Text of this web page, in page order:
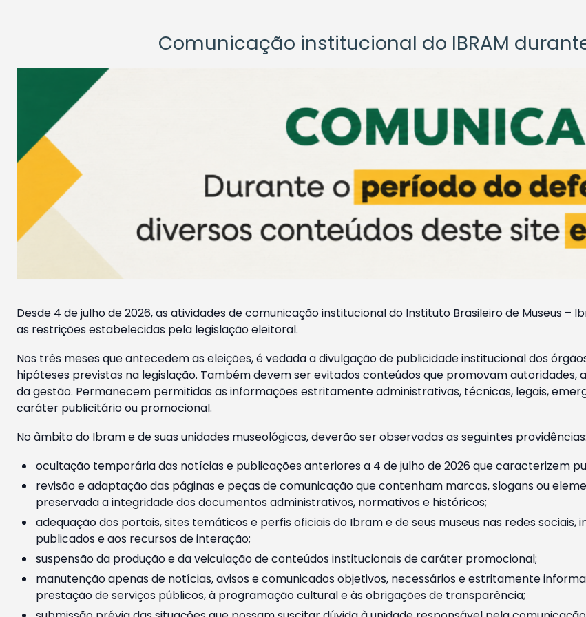
Comunicação institucional do IBRAM
Desde 4 de julho de 2026, as atividades de comunicação institucional do Instituto Brasileiro de Museus –
as restrições estabelecidas pela legislação eleitoral.
Nos três meses que antecedem as eleições, é vedada a divulgação de publicidade institucional dos
hipóteses previstas na legislação. Também devem ser evitados conteúdos que promovam autoridades,
da gestão. Permanecem permitidas as informações estritamente administrativas, técnicas, legais,
caráter publicitário ou promocional.
No âmbito do Ibram e de suas unidades museológicas, deverão ser observadas as seguintes providências:
ocultação temporária das notícias e publicações anteriores a 4 de julho de 2026 que caracterizem
revisão e adaptação das páginas e peças de comunicação que contenham marcas, slogans ou
preservada a integridade dos documentos administrativos, normativos e históricos;
adequação dos portais, sites temáticos e perfis oficiais do Ibram e de seus museus nas redes sociais,
publicados e aos recursos de interação;
suspensão da produção e da veiculação de conteúdos institucionais de caráter promocional;
manutenção apenas de notícias, avisos e comunicados objetivos, necessários e estritamente
prestação de serviços públicos, à programação cultural e às obrigações de transparência;